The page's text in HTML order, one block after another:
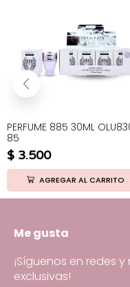
PERFUME 885 30ML
85
$ 3.500
AGREGAR AL CARRITO
Me gusta
¡Síguenos en redes
exclusivas!